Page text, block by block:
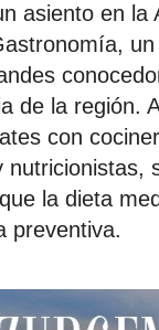
asiento en la
de la región.
con
nutricionistas,
la dieta
preventiva.